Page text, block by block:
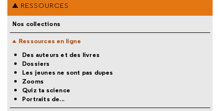
RESSOURCES
Nos collections
Ressources en ligne
Des auteurs et des livres
Dossiers
Les jeunes ne sont pas dupes
Zooms
Quiz ta science
Portraits de...